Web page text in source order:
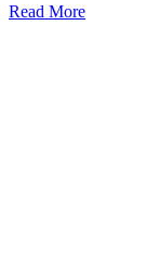
Read More